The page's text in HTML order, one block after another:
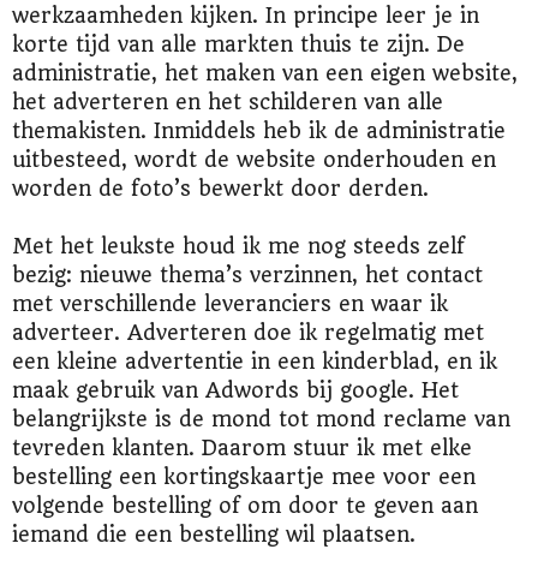
werkzaamheden kijken. In principe leer je in
korte tijd van alle markten thuis te zijn. De
administratie, het maken van een eigen website,
het adverteren en het schilderen van alle
themakisten. Inmiddels heb ik de administratie
uitbesteed, wordt de website onderhouden en
worden de foto’s bewerkt door derden.
Met het leukste houd ik me nog steeds zelf
bezig: nieuwe thema’s verzinnen, het contact
met verschillende leveranciers en waar ik
adverteer. Adverteren doe ik regelmatig met
een kleine advertentie in een kinderblad, en ik
maak gebruik van Adwords bij google. Het
belangrijkste is de mond tot mond reclame van
tevreden klanten. Daarom stuur ik met elke
bestelling een kortingskaartje mee voor een
volgende bestelling of om door te geven aan
iemand die een bestelling wil plaatsen.